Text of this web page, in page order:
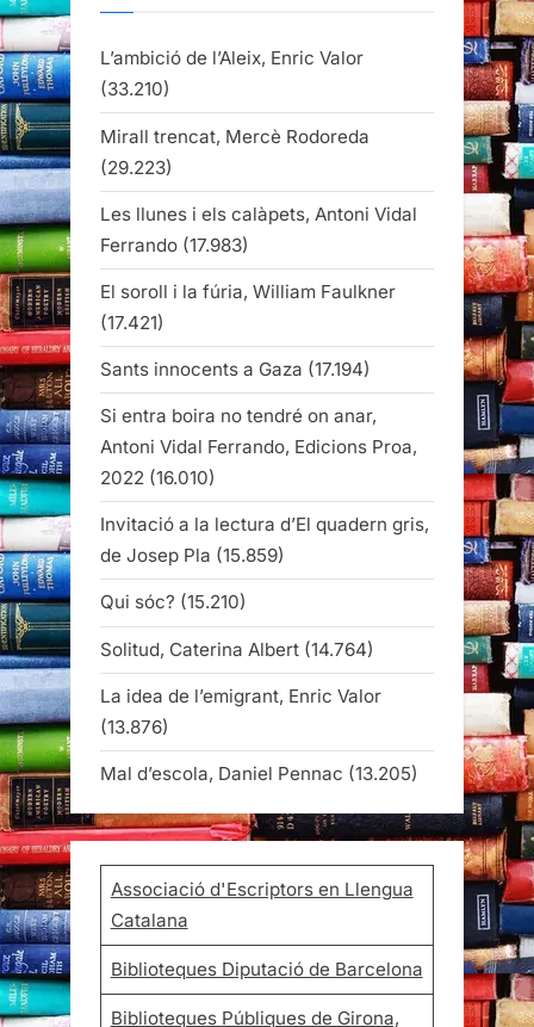
L’ambició de l’Aleix, Enric Valor
(33.210)
Mirall trencat, Mercè Rodoreda
(29.223)
Les llunes i els calàpets, Antoni Vidal
Ferrando (17.983)
El soroll i la fúria, William Faulkner
(17.421)
Sants innocents a Gaza (17.194)
Si entra boira no tendré on anar,
Antoni Vidal Ferrando, Edicions Proa,
2022 (16.010)
Invitació a la lectura d’El quadern gris,
de Josep Pla (15.859)
Qui sóc? (15.210)
Solitud, Caterina Albert (14.764)
La idea de l’emigrant, Enric Valor
(13.876)
Mal d’escola, Daniel Pennac (13.205)
Associació d'Escriptors en Llengua
Catalana
Biblioteques Diputació de Barcelona
Biblioteques Públiques de Girona,